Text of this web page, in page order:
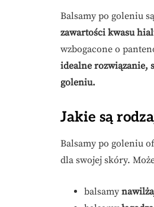
Balsamy po goleniu
zawartości kwasu
wzbogacone o
idealne rozwiązanie,
goleniu.
Jakie są
Balsamy po goleniu
dla swojej skóry.
balsamy